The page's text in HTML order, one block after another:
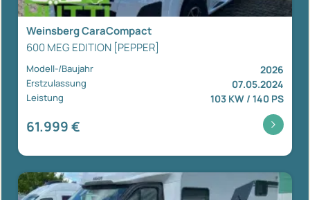
Weinsberg CaraCompact
600 MEG EDITION [PEPPER]
Modell-/Baujahr 2026
Erstzulassung 07.05.2024
Leistung 103 KW / 140 PS
61.999 €